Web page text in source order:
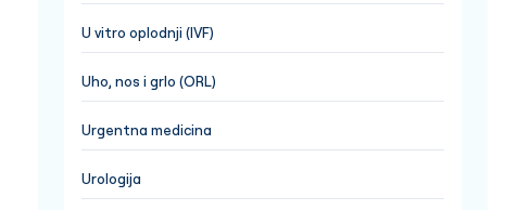
U vitro oplodnji (IVF)
Uho, nos i grlo (ORL)
Urgentna medicina
Urologija